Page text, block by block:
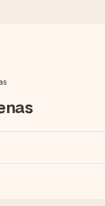
num instante - para